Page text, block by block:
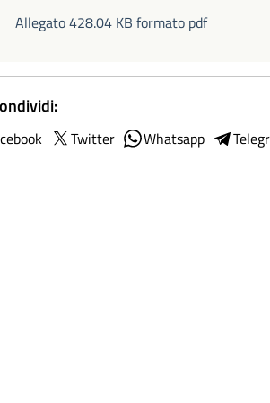
Allegato 428.04 KB formato pdf
Twitter Whatsapp